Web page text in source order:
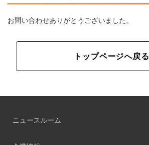
お問い合わせありがとうございました。
トップページへ戻る
ニュースルーム